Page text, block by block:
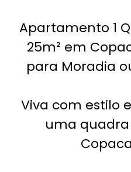
Apartamento 1
25m² em
para Moradia
Viva com estilo
uma